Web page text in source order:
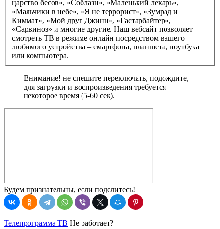
царство бесов», «Соблазн», «Маленький лекарь»,
«Мальчики в небе», «Я не террорист», «Зумрад и
Киммат», «Мой друг Джинн», «Гастарбайтер»,
«Сарвиноз» и многие другие. Наш вебсайт позволяет
смотреть ТВ в режиме онлайн посредством вашего
любимого устройства – смартфона, планшета, ноутбука
или компьютера.
Внимание! не спешите переключать, подождите,
для загрузки и воспроизведения требуется
некоторое время (5-60 сек).
Будем признательны, если поделитесь!
Телепрограмма ТВ Не работает?